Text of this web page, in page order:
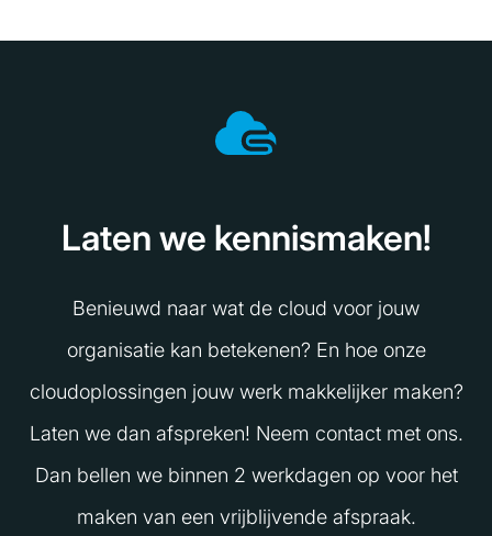
Laten we kennismaken!
Benieuwd naar wat de cloud voor jouw
organisatie kan betekenen? En hoe onze
cloudoplossingen jouw werk makkelijker maken?
Laten we dan afspreken! Neem contact met ons.
Dan bellen we binnen 2 werkdagen op voor het
maken van een vrijblijvende afspraak.